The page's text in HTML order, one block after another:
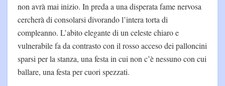
non avrà mai inizio. In preda a una disperata fame nervosa
cercherà di consolarsi divorando l’intera torta di
compleanno. L’abito elegante di un celeste chiaro e
vulnerabile fa da contrasto con il rosso acceso dei palloncini
sparsi per la stanza, una festa in cui non c’è nessuno con cui
ballare, una festa per cuori spezzati.